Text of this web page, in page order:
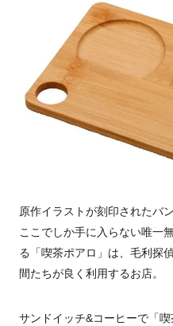
原作イラストが刻印されたバ
ここでしか手に入らない唯一
る「喫茶ポアロ」は、毛利探
間たちが良く利用するお店。
サンドイッチ&コーヒーで「